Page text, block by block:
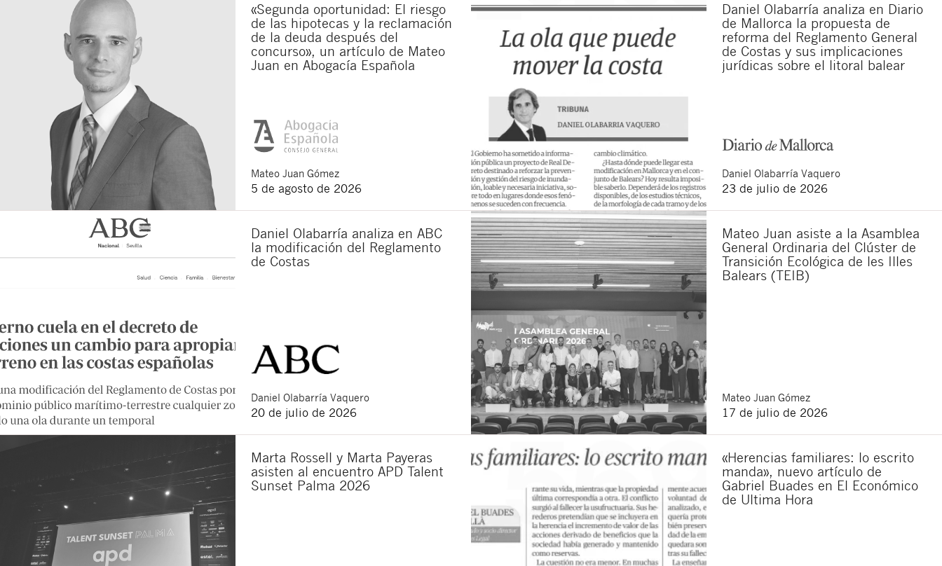
«Segunda oportunidad: El riesgo
de las hipotecas y la reclamación
de la deuda después del
concurso», un artículo de Mateo
Juan en Abogacía Española
Mateo Juan Gómez
5 de agosto de 2026
Daniel Olabarría analiza en Diario
de Mallorca la propuesta de
reforma del Reglamento General
de Costas y sus implicaciones
jurídicas sobre el litoral balear
Daniel Olabarría Vaquero
23 de julio de 2026
Daniel Olabarría analiza en ABC
la modificación del Reglamento
de Costas
Daniel Olabarría Vaquero
20 de julio de 2026
Mateo Juan asiste a la Asamblea
General Ordinaria del Clúster de
Transición Ecológica de les Illes
Balears (TEIB)
Mateo Juan Gómez
17 de julio de 2026
Marta Rossell y Marta Payeras
asisten al encuentro APD Talent
Sunset Palma 2026
«Herencias familiares: lo escrito
manda», nuevo artículo de
Gabriel Buades en El Económico
de Ultima Hora
Acepto recibir comunicaciones sobre nuevos artículos legales.
Acepto las
de esta web.
Al pulsar el botón de envío manifiesta haber leído la siguiente información básica sobre privacidad: El responsable del tratamiento
es Buades Legal S.L. La finalidad es la atención a su solicitud. Tiene derecho a acceder, rectificar y suprimir los datos, así como
otros derechos como se explica en la